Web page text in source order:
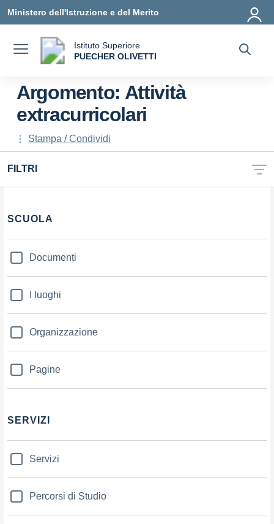
Ministero dell'Istruzione e del Merito
Istituto Superiore
PUECHER OLIVETTI
Argomento: Attività
extracurricolari
Stampa / Condividi
FILTRI
Filtri
SCUOLA
Documenti
I luoghi
Organizzazione
Pagine
SERVIZI
Servizi
Percorsi di Studio